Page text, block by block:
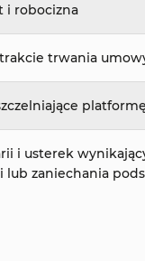
i robocizna
trakcie trwania
i usterek
lub zaniechania